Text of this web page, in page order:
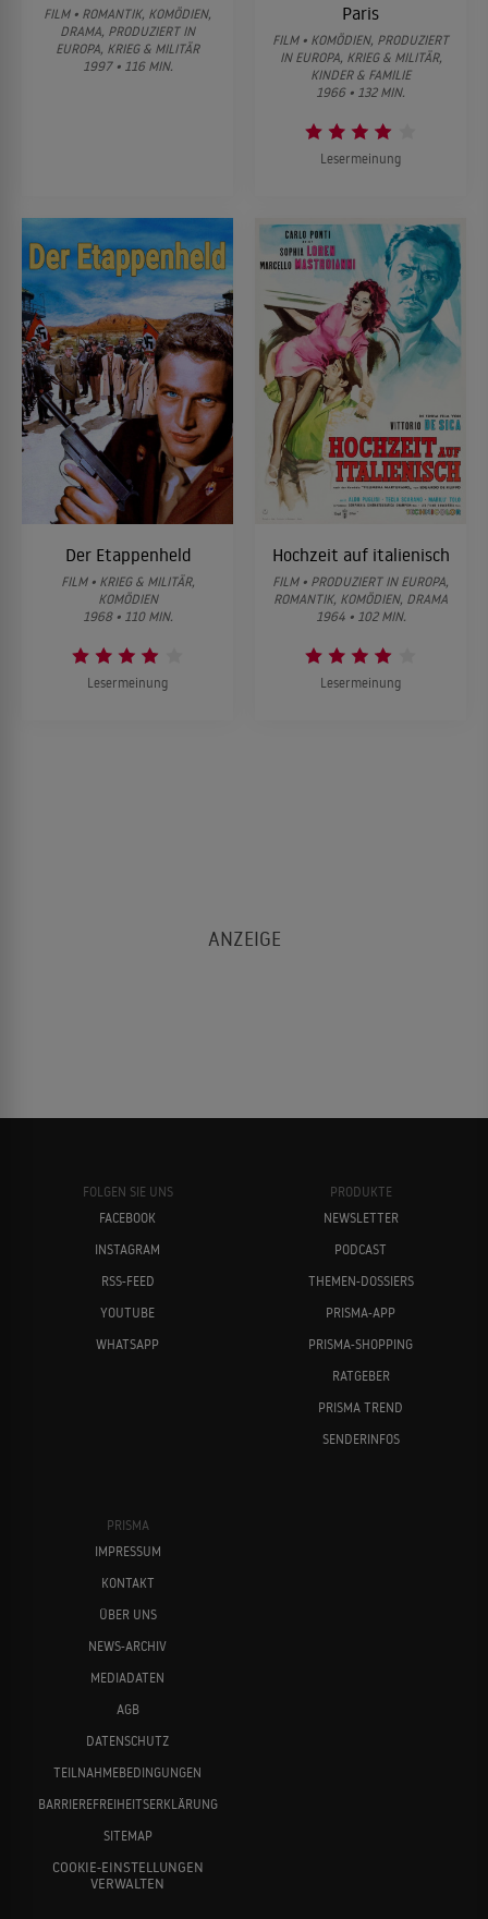
FILM • ROMANTIK, KOMÖDIEN,
DRAMA, PRODUZIERT IN
EUROPA, KRIEG & MILITÄR
1997 • 116 MIN.
Paris
FILM • KOMÖDIEN, PRODUZIERT
IN EUROPA, KRIEG & MILITÄR,
KINDER & FAMILIE
1966 • 132 MIN.
Lesermeinung
Der Etappenheld
FILM • KRIEG & MILITÄR,
KOMÖDIEN
1968 • 110 MIN.
Lesermeinung
Hochzeit auf italienisch
FILM • PRODUZIERT IN EUROPA,
ROMANTIK, KOMÖDIEN, DRAMA
1964 • 102 MIN.
Lesermeinung
FOLGEN SIE UNS
FACEBOOK
INSTAGRAM
RSS-FEED
YOUTUBE
WHATSAPP
PRODUKTE
NEWSLETTER
PODCAST
THEMEN-DOSSIERS
PRISMA-APP
PRISMA-SHOPPING
RATGEBER
PRISMA TREND
SENDERINFOS
PRISMA
IMPRESSUM
KONTAKT
ÜBER UNS
NEWS-ARCHIV
MEDIADATEN
AGB
DATENSCHUTZ
TEILNAHMEBEDINGUNGEN
BARRIEREFREIHEITSERKLÄRUNG
SITEMAP
COOKIE-EINSTELLUNGEN
VERWALTEN